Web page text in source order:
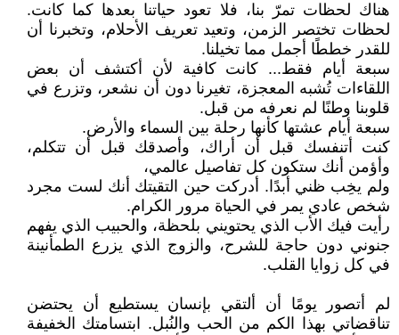
هناك لحظات تمرّ بنا، فلا تعود حياتنا بعدها كما كانت.
لحظات تختصر الزمن، وتعيد تعريف الأحلام، وتخبرنا أن
للقدر خططًا أجمل مما تخيلنا.
سبعة أيام فقط... كانت كافية لأن أكتشف أن بعض
اللقاءات تُشبه المعجزة، تغيرنا دون أن نشعر، وتزرع في
قلوبنا وطنًا لم نعرفه من قبل.
سبعة أيام عشتها كأنها رحلة بين السماء والأرض.
كنت أتنفسك قبل أن أراك، وأصدقك قبل أن تتكلم،
وأؤمن أنك ستكون كل تفاصيل عالمي،
ولم يخِب ظني أبدًا. أدركت حين التقيتك أنك لست مجرد
شخص عادي يمر في الحياة مرور الكرام.
رأيت فيك الأب الذي يحتويني بلحظة، والحبيب الذي يفهم
جنوني دون حاجة للشرح، والزوج الذي يزرع الطمأنينة
في كل زوايا القلب.
لم أتصور يومًا أن ألتقي بإنسان يستطيع أن يحتضن
تناقضاتي بهذا الكم من الحب والنُبل. ابتسامتك الخفيفة